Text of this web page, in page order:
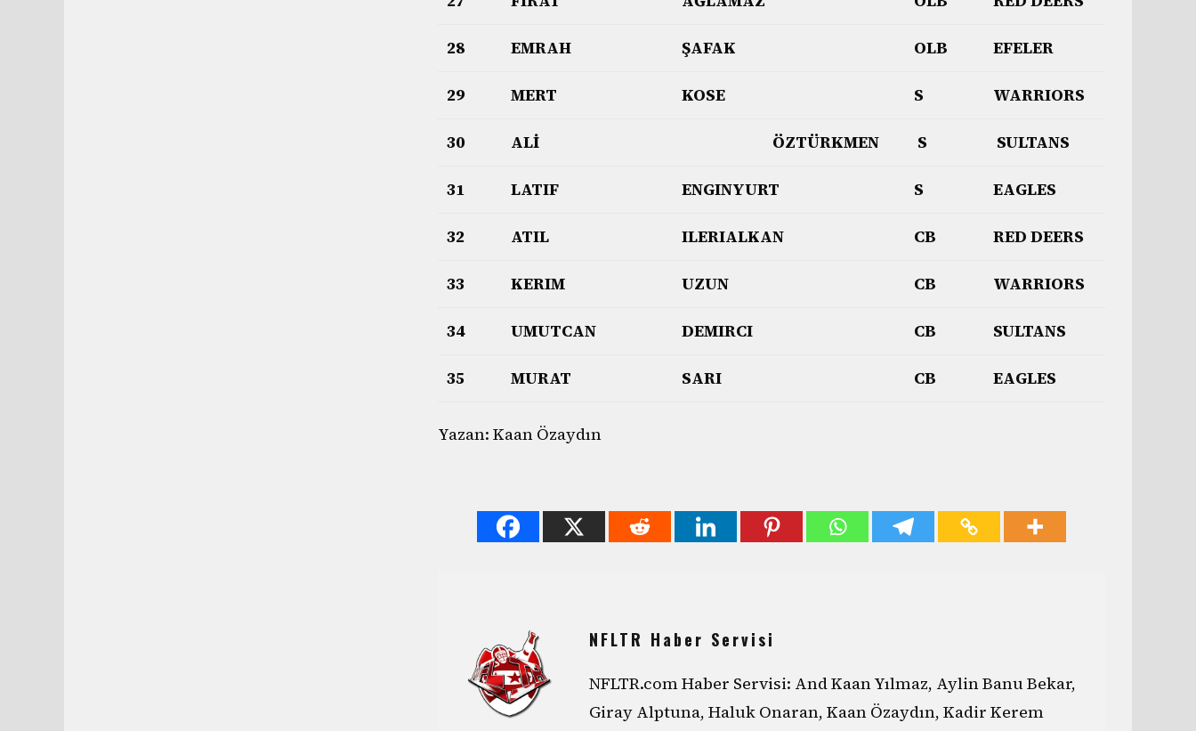
28 EMRAH ŞAFAK OLB EFELER
29 MERT KOSE S WARRIORS
30 ALİ ÖZTÜRKMEN S SULTANS
31 LATIF ENGINYURT S EAGLES
32 ATIL ILERIALKAN CB RED DEERS
33 KERIM UZUN CB WARRIORS
34 UMUTCAN DEMIRCI CB SULTANS
35 MURAT SARI CB EAGLES
Yazan: Kaan Özaydın
NFLTR Haber Servisi
NFLTR.com Haber Servisi: And Kaan Yılmaz, Aylin Banu Bekar,
Giray Alptuna, Haluk Onaran, Kaan Özaydın, Kadir Kerem